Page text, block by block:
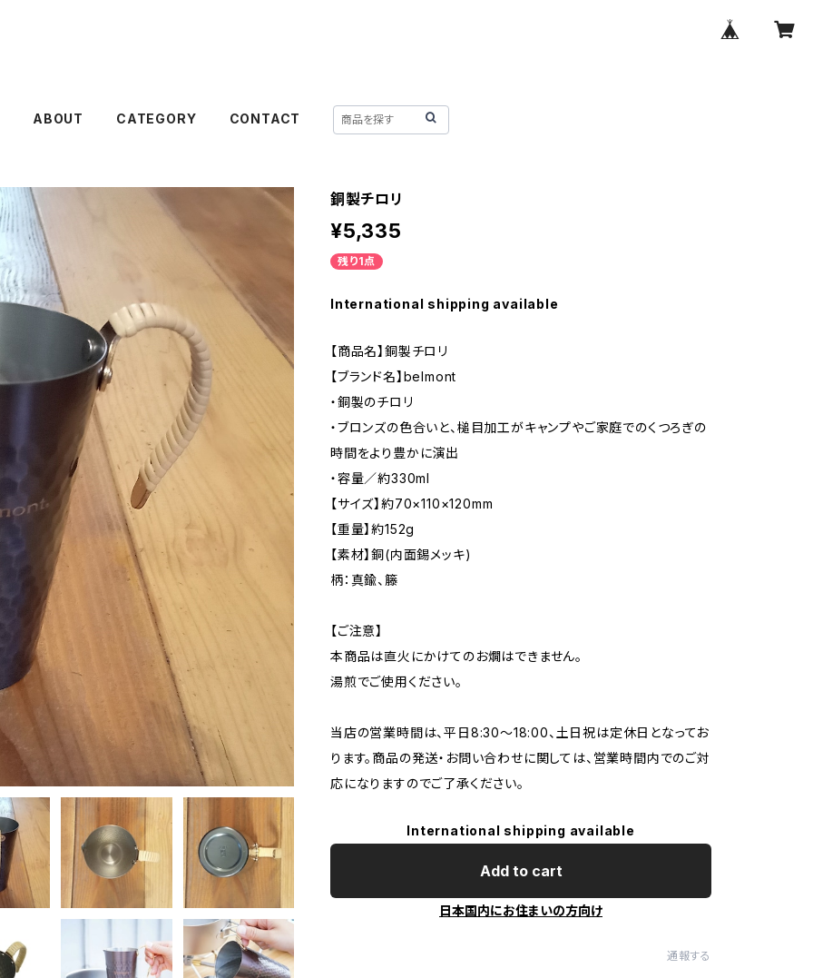
ABOUT CATEGORY CONTACT
銅製チロリ
¥5,335
残り1点
International shipping available
【商品名】銅製チロリ
【ブランド名】belmont
・銅製のチロリ
・ブロンズの色合いと、槌目加工がキャンプやご家庭でのくつろぎの
時間をより豊かに演出
・容量／約330ml
【サイズ】約70×110×120mm
【重量】約152g
【素材】銅(内面錫メッキ)
柄：真鍮、籐
【ご注意】
本商品は直火にかけてのお燗はできません。
湯煎でご使用ください。
当店の営業時間は、平日8:30～18:00、土日祝は定休日となってお
ります。商品の発送・お問い合わせに関しては、営業時間内でのご対
応になりますのでご了承ください。
International shipping available
Add to cart
日本国内にお住まいの方向け
通報する